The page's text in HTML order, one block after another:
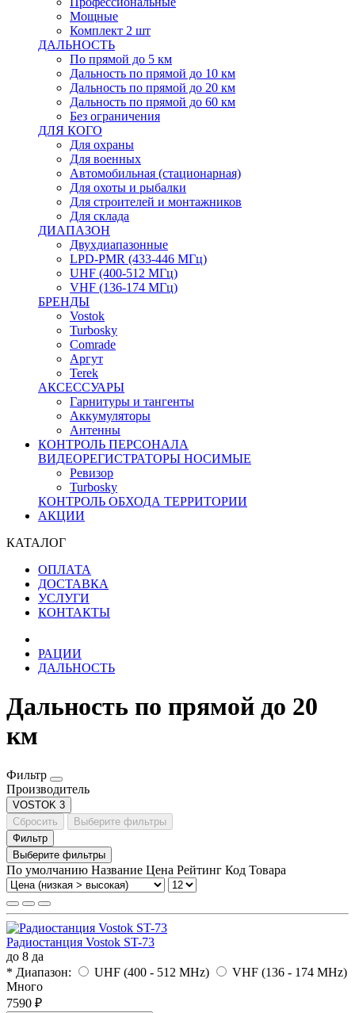
Мощные
Комплект 2 шт
ДАЛЬНОСТЬ
По прямой до 5 км
Дальность по прямой до 10 км
Дальность по прямой до 20 км
Дальность по прямой до 60 км
Без ограничения
ДЛЯ КОГО
Для охраны
Для военных
Автомобильная (стационарная)
Для охоты и рыбалки
Для строителей и монтажников
Для склада
ДИАПАЗОН
Двухдиапазонные
LPD-PMR (433-446 МГц)
UHF (400-512 МГц)
VHF (136-174 МГц)
БРЕНДЫ
Vostok
Turbosky
Comrade
Аргут
Terek
АКСЕССУАРЫ
Гарнитуры и тангенты
Аккумуляторы
Антенны
КОНТРОЛЬ ПЕРСОНАЛА
ВИДЕОРЕГИСТРАТОРЫ НОСИМЫЕ
Ревизор
Turbosky
КОНТРОЛЬ ОБХОДА ТЕРРИТОРИИ
АКЦИИ
КАТАЛОГ
ОПЛАТА
ДОСТАВКА
УСЛУГИ
КОНТАКТЫ
РАЦИИ
ДАЛЬНОСТЬ
Дальность по прямой до 20
км
Фильтр
Производитель
VOSTOK 3
Сбросить
Выберите фильтры
Фильтр
Выберите фильтры
По умолчанию Название Цена Рейтинг Код Товара
Радиостанция Vostok ST-73
до 8 да
* Диапазон:
UHF (400 - 512 MHz)
VHF (136 - 174 MHz)
Много
7590 ₽